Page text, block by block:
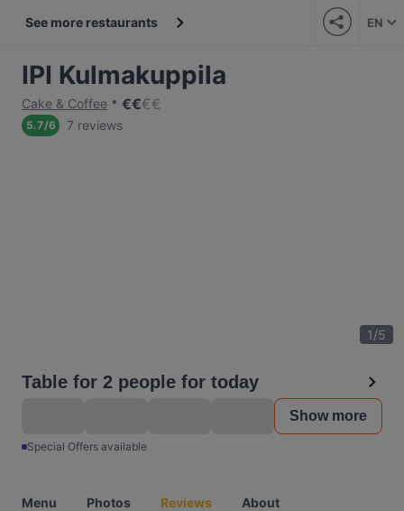
See more restaurants EN
IPI Kulmakuppila
Cake & Coffee €€€€
5.7/6 7 reviews
1/5
Table for 2 people for today
Show more
Special Offers available
Menu Photos Reviews About